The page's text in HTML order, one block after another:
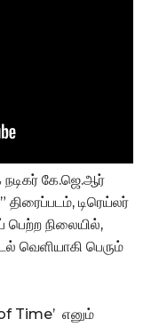
கே.ஜெ.ஆர்
டிரெய்லர்
பெற்ற நிலையில்,
வெளியாகி பெரும்
Time’ எனும்